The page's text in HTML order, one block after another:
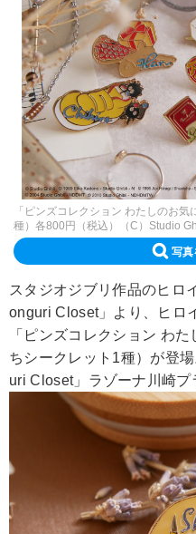
「ピンズコレクション わたしのお
種）各800円（税込）（C）Studio
写真
スタジオジブリ作品のヒロ
onguri Closet」より、ヒロ
「ピンズコレクション わ
ちシークレット1種）が登
uri Closet」ラゾーナ川崎プ